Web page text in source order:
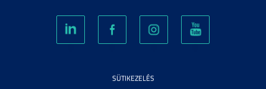
SÜTIKEZELÉS